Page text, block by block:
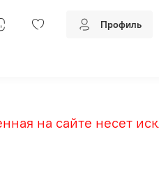
Профиль
на сайте несет